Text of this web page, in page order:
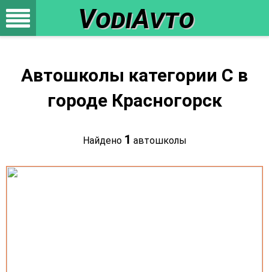
VodiAvto
Автошколы категории C в
городе Красногорск
Найдено 1 автошколы